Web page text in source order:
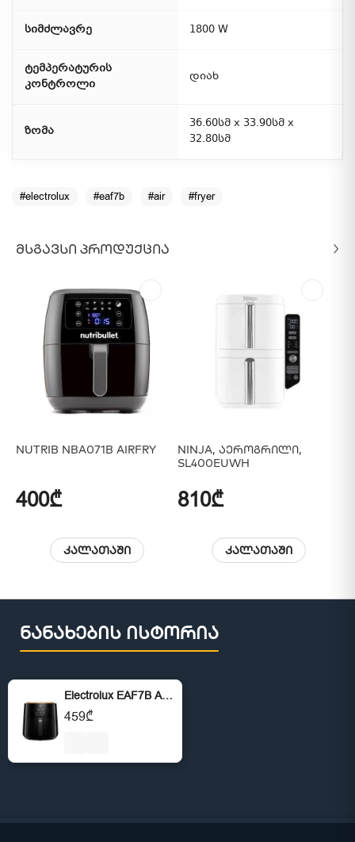
სიმძლავრე 1800 W
ტემპერატურის
კონტროლი
დიახ
ზომა
36.60სმ x 33.90სმ x
32.80სმ
#electrolux #eaf7b #air #fryer
ᲛᲡᲒᲐᲕᲡᲘ ᲞᲠᲝᲓᲣᲥᲪᲘᲐ
NUTRIB NBA071B AIRFRY
400₾
კალათაში
NINJA, Აეროგრილი,
SL400EUWH
810₾
კალათაში
ნანახების ისტორია
Electrolux EAF7B Air Fryer
459₾